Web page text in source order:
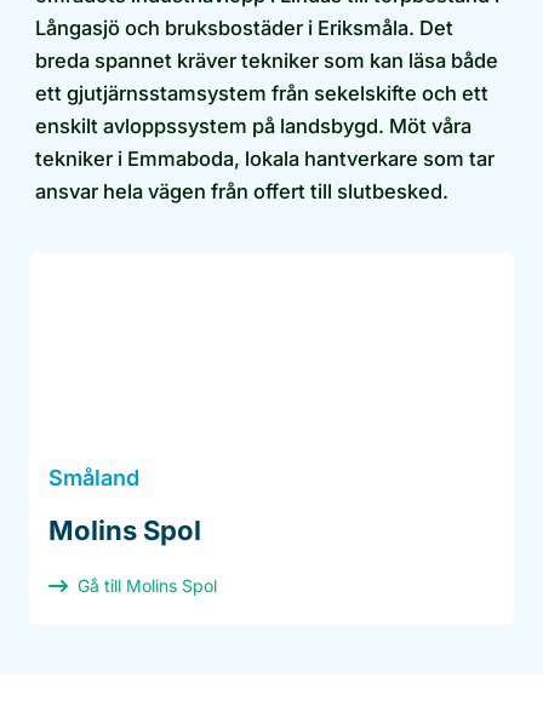
Långasjö och bruksbostäder i Eriksmåla. Det
breda spannet kräver tekniker som kan läsa både
ett gjutjärnsstamsystem från sekelskifte och ett
enskilt avloppssystem på landsbygd. Möt våra
tekniker i Emmaboda, lokala hantverkare som tar
ansvar hela vägen från offert till slutbesked.
Småland
Molins Spol
Gå till Molins Spol